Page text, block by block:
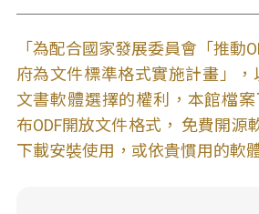
「為配合國家發展委員會「推動
府為文件標準格式實施計畫」，
文書軟體選擇的權利，本館檔
布ODF開放文件格式， 免費開源
下載安裝使用，或依貴慣用的軟